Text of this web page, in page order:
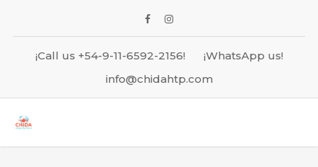
¡Call us +54-9-11-6592-2156!
¡WhatsApp us!
info@chidahtp.com